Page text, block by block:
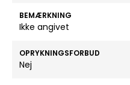
BEMÆRKNING
Ikke angivet
OPRYKNINGSFORBUD
Nej